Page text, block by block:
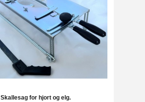
Skallesag for hjort og elg.